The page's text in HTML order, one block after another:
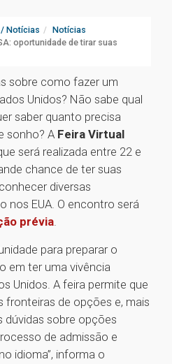
Notícias
Notícias
oportunidade de tirar suas
sobre como fazer um
Unidos? Não sabe qual
saber quanto precisa
sonho? A Feira Virtual
será realizada entre 22 e
chance de ter suas
diversas
nos EUA. O encontro será
prévia.
para preparar o
em ter uma vivência
Unidos. A feira permite que
fronteiras de opções e, mais
dúvidas sobre opções
de admissão e
idioma”, informa o